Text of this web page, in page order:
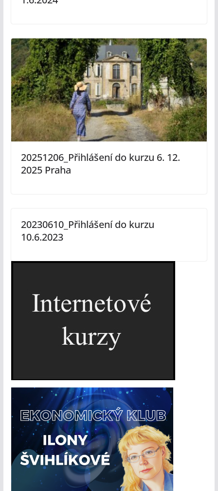
20251206_Přihlášení do kurzu 6. 12.
2025 Praha
20230610_Přihlášení do kurzu
10.6.2023